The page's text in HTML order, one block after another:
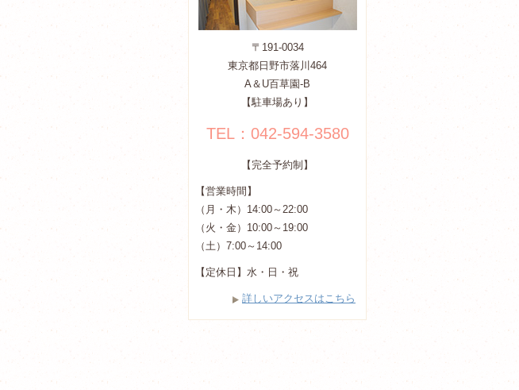
〒191-0034
東京都日野市落川464
A＆U百草園-B
【駐車場あり】
TEL：042-594-3580
【完全予約制】
【営業時間】
（月・木）14:00～22:00
（火・金）10:00～19:00
（土）7:00～14:00
【定休日】水・日・祝
詳しいアクセスはこちら